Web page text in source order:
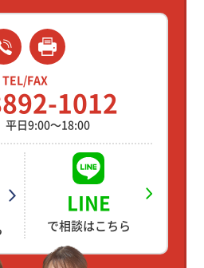
TEL/FAX
1012
平日9:00～18:00
LINE
で相談はこちら